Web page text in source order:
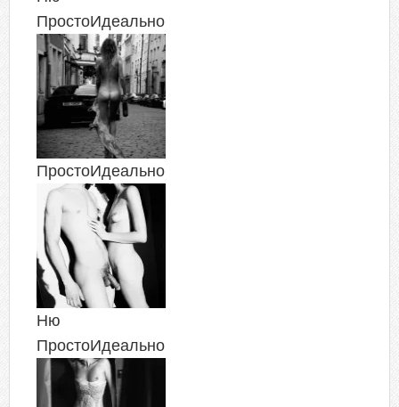
ПростоИдеально
ПростоИдеально
Ню
ПростоИдеально